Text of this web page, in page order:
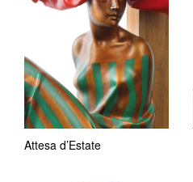
Attesa d’Estate